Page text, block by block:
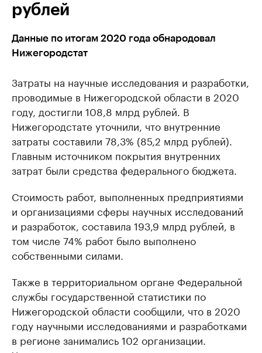
рублей
Данные по итогам 2020 года обнародовал
Нижегородстат
Затраты на научные исследования и разработки,
проводимые в Нижегородской области в 2020
году, достигли 108,8 млрд рублей. В
Нижегородстате уточнили, что внутренние
затраты составили 78,3% (85,2 млрд рублей).
Главным источником покрытия внутренних
затрат были средства федерального бюджета.
Стоимость работ, выполненных предприятиями
и организациями сферы научных исследований
и разработок, составила 193,9 млрд рублей, в
том числе 74% работ было выполнено
собственными силами.
Также в территориальном органе Федеральной
службы государственной статистики по
Нижегородской области сообщили, что в 2020
году научными исследованиями и разработками
в регионе занимались 102 организации.